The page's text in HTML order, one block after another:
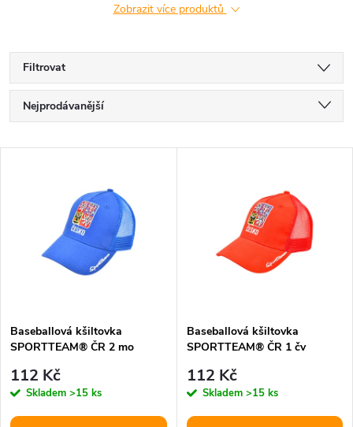
Zobrazit více produktů
Filtrovat
Ř
a
p
r
Nejprodávanější
s
p
r
Baseballová kšiltovka
SPORTTEAM® ČR 2 mo
112 Kč
Skladem >15 ks
Baseballová kšiltovka
SPORTTEAM® ČR 1 čv
112 Kč
Skladem >15 ks